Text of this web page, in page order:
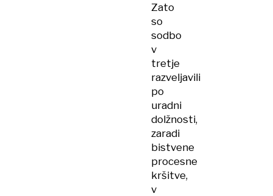
Zato
so
sodbo
v
tretje
razveljavili
po
uradni
dolžnosti,
zaradi
bistvene
procesne
kršitve,
v